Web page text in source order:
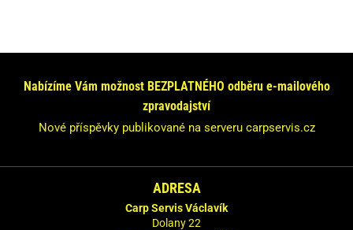
Odpovíme Vám do 24 hodin.
Vaše údaje nebudeme nikde zveřejňovat.
Nabízíme Vám možnost BEZPLATNÉHO odběru e-mailového
zpravodajství
Nové příspěvky publikované na serveru carpservis.cz
ADRESA
Carp Servis Václavík
Dolany 22